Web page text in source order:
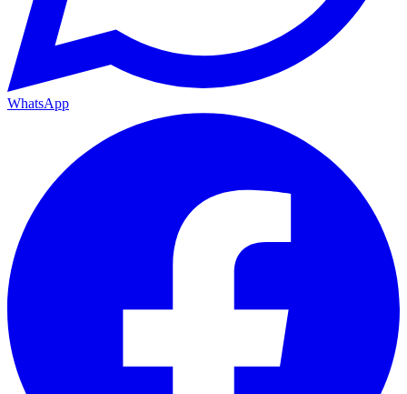
WhatsApp